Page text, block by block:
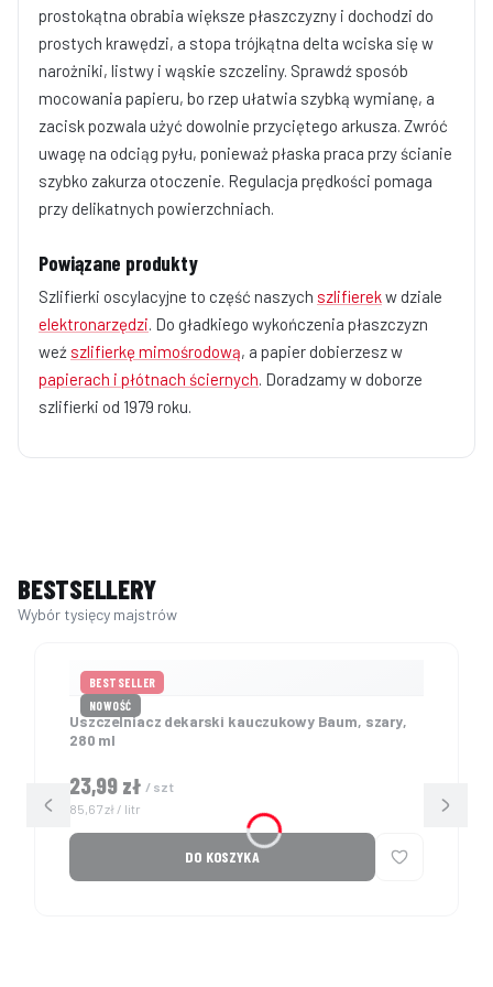
prostokątna obrabia większe płaszczyzny i dochodzi do
prostych krawędzi, a stopa trójkątna delta wciska się w
narożniki, listwy i wąskie szczeliny. Sprawdź sposób
mocowania papieru, bo rzep ułatwia szybką wymianę, a
zacisk pozwala użyć dowolnie przyciętego arkusza. Zwróć
uwagę na odciąg pyłu, ponieważ płaska praca przy ścianie
szybko zakurza otoczenie. Regulacja prędkości pomaga
przy delikatnych powierzchniach.
Powiązane produkty
Szlifierki oscylacyjne to część naszych szlifierekw dziale
elektronarzędzi. Do gładkiego wykończenia płaszczyzn
weź szlifierkę mimośrodową, a papier dobierzesz w
papierach i płótnach ściernych. Doradzamy w doborze
szlifierki od 1979 roku.
BESTSELLERY
BESTSELLER
NOWOŚĆ
Uszczelniacz dekarski kauczukowy Baum, szary,
280 ml
Cena
23,99 zł / szt
Cena jednostkowa
85,67 zł / litr
DO KOSZYKA